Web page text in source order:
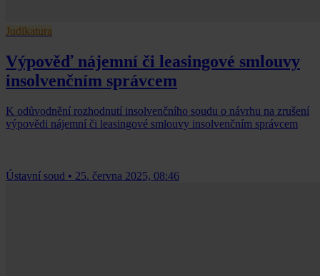
Judikatura
Výpověď nájemní či leasingové smlouvy
insolvenčním správcem
K odůvodnění rozhodnutí insolvenčního soudu o návrhu na zrušení
výpovědi nájemní či leasingové smlouvy insolvenčním správcem
Ústavní soud • 25. června 2025, 08:46